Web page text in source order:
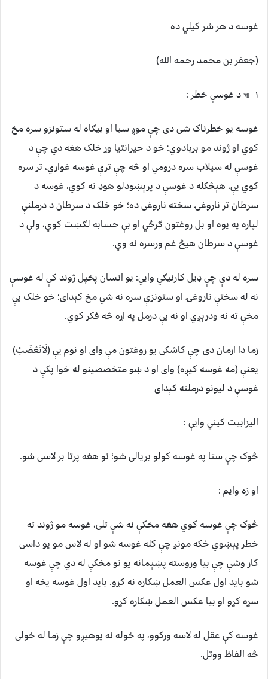
غوسه د هر شر کیلي ده
(جعفر بن محمد رحمه الله)
۱- ☜ د غوسې خطر :
غوسه یو خطرناک شی دی چې موږ سبا او بیګاه له ستونزو سره مخ
کوي او ژوند مو بربادوي؛ خو د حیرانتیا وړ خلک هغه دي چې د
غوسې له سیلاب سره درومي او څه چې ترې غوسه غواړي، تر سره
کوي یې، هېڅکله د غوسې د پرېښودلو هوډ نه کوي، غوسه د
سرطان تر ناروغۍ سخته ناروغی ده؛ خو خلک د سرطان د درملنې
لپاره په یوه او بل روغتون ګرځي او بې حسابه لګښت کوي، ولې د
غوسې د سرطان هیڅ غم ورسره نه وي.
سره له دې چې ډیل کارنیګي وايي: یو انسان پخپل ژوند کې له غوسې
نه له سختې ناروغۍ او ستونزې سره نه شي مخ کېدای؛ خو خلک یې
مخې ته نه ودرېږي او نه یې درمل په اړه څه فکر کوي.
زما دا ارمان دی چې کاشکی یو روغتون مې وای او نوم یې (لَاتَعْضَبْ)
یعنې (مه غوسه کیږه) وای او د ښو متخصصینو له خوا پکې د
غوسې د لیونو درملنه کېدای
الیزابیت کیني وایې :
څوک چې ستا په غوسه کولو بریالی شو؛ نو هغه پرتا بر لاسی شو.
او زه وایم :
څوک چې غوسه کوي هغه مخکې نه شې تلی، غوسه مو ژوند ته
خطر پېښوي ځکه مونږ چې کله غوسه شو او له لاس مو یو داسی
کار وشې چې بیا وروسته پښېمانه یو نو مخکې له دي چې غوسه
شو باید اول عکس العمل ښکاره نه کړو. باید اول غوسه يخه او
سړه کړو او بیا عکس العمل ښکاره کړو.
غوسه کې عقل له لاسه ورکوو، په خوله نه پوهیږو چې زما له خولی
څه الفاظ ووتل.